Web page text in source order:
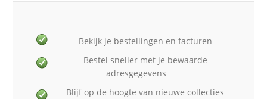
Bekijk je bestellingen en facturen
Bestel sneller met je bewaarde
adresgegevens
Blijf op de hoogte van nieuwe collecties